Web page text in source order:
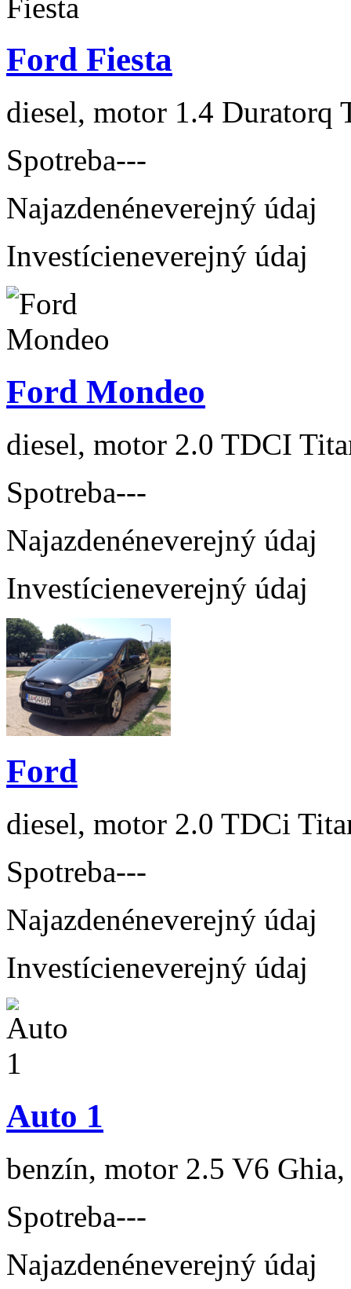
Ford Fiesta
diesel, motor 1.4 Duratorq
Spotreba---
Najazdenéneverejný údaj
Investícieneverejný údaj
Ford Mondeo
diesel, motor 2.0 TDCI
Spotreba---
Najazdenéneverejný údaj
Investícieneverejný údaj
Ford
diesel, motor 2.0 TDCi
Spotreba---
Najazdenéneverejný údaj
Investícieneverejný údaj
Auto 1
benzín, motor 2.5 V6
Spotreba---
Najazdenéneverejný údaj